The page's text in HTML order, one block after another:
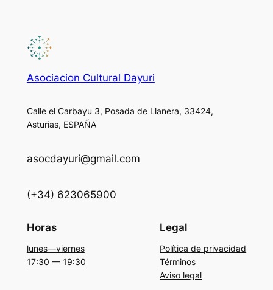
Asociacion Cultural Dayuri
Calle el Carbayu 3, Posada de Llanera, 33424,
Asturias, ESPAÑA
asocdayuri@gmail.com
(+34) 623065900
Horas
lunes—viernes
17:30 — 19:30
Legal
Política de privacidad
Términos
Aviso legal